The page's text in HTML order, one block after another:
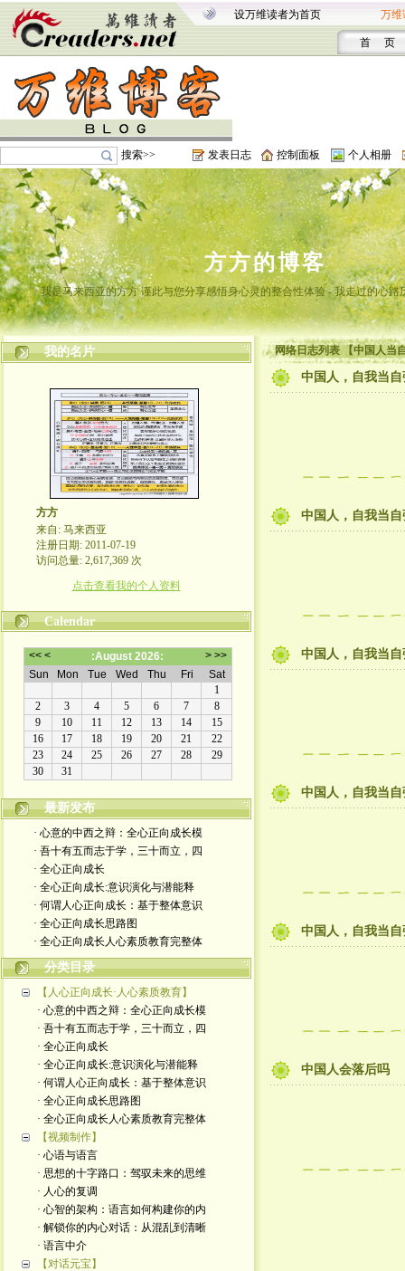
设万维读者为首页 万维
首 页
搜索>> 发表日志 控制面板 个人相册
方方的博客
我是马来西亚的方方 谨此与您分享感悟身心灵的整合性体验 - 我走过的心路
我的名片
方方
来自: 马来西亚
注册日期: 2011-07-19
访问总量: 2,617,369 次
点击查看我的个人资料
Calendar
最新发布
· 心意的中西之辩：全心正向成长模
· 吾十有五而志于学，三十而立，四
· 全心正向成长
· 全心正向成长:意识演化与潜能释
· 何谓人心正向成长：基于整体意识
· 全心正向成长思路图
· 全心正向成长人心素质教育完整体
分类目录
【人心正向成长·人心素质教育】
· 心意的中西之辩：全心正向成长模
· 吾十有五而志于学，三十而立，四
· 全心正向成长
· 全心正向成长:意识演化与潜能释
· 何谓人心正向成长：基于整体意识
· 全心正向成长思路图
· 全心正向成长人心素质教育完整体
【视频制作】
· 心语与语言
· 思想的十字路口：驾驭未来的思维
· 人心的复调
· 心智的架构：语言如何构建你的内
· 解锁你的内心对话：从混乱到清晰
· 语言中介
【对话元宝】
网络日志列表 【中国人当
中国人，自我当
中国人，自我当
中国人，自我当
中国人，自我当
中国人，自我当
中国人会落后吗